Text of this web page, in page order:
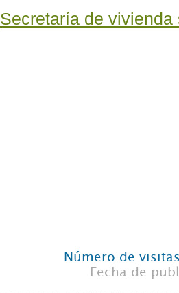
Secretaría de vivienda
Número de
Fecha de